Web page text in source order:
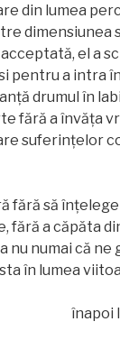
din lumea
el a
pentru a intra
drumul în
fără a învăța
suferințelor
fără să
fără a căpăta
nu numai că
în lumea
înapoi